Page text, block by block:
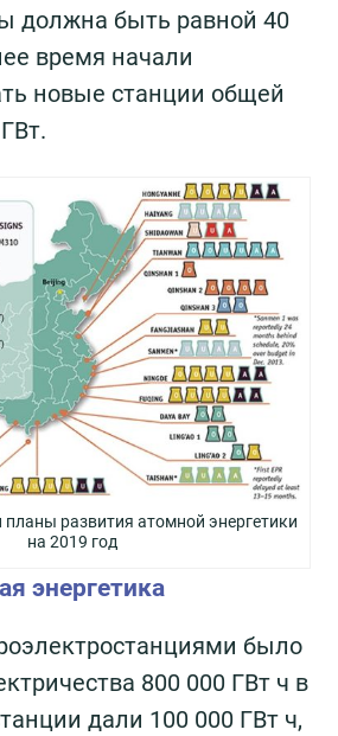
должна быть равной 40
время начали
новые станции общей
развития атомной энергетики
на 2019 год
энергетика
было
800 000 ГВт ч в
дали 100 000 ГВт ч,